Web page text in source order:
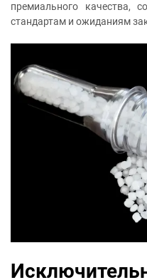
премиального качества,
стандартам и ожиданиям